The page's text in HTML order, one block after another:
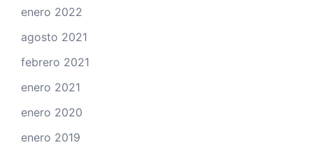
enero 2022
agosto 2021
febrero 2021
enero 2021
enero 2020
enero 2019